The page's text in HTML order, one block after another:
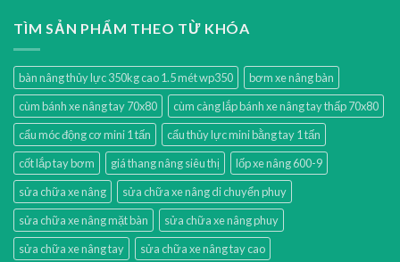
TÌM SẢN PHẨM THEO TỪ KHÓA
bàn nâng thủy lực 350kg cao 1.5 mét wp350
bơm xe nâng bàn
cùm bánh xe nâng tay 70x80
cùm càng lắp bánh xe nâng tay thấp 70x80
cẩu móc động cơ mini 1 tấn
cẩu thủy lực mini bằng tay 1 tấn
cốt lắp tay bơm
giá thang nâng siêu thị
lốp xe nâng 600-9
sửa chữa xe nâng
sửa chữa xe nâng di chuyển phuy
sửa chữa xe nâng mặt bàn
sửa chữa xe nâng phuy
sửa chữa xe nâng tay
sửa chữa xe nâng tay cao